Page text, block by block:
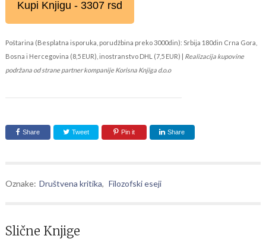
Kupi Knjigu - 3307 rsd
Poštarina (Besplatna isporuka, porudžbina preko 3000din): Srbija 180din Crna Gora,
Bosna i Hercegovina (8,5 EUR), inostranstvo DHL (7,5 EUR) | Realizacija kupovine
podržana od strane partner kompanije Korisna Knjiga d.o.o
Share Tweet Pin it Share
Oznake: Društvena kritika, Filozofski eseji
Slične Knjige